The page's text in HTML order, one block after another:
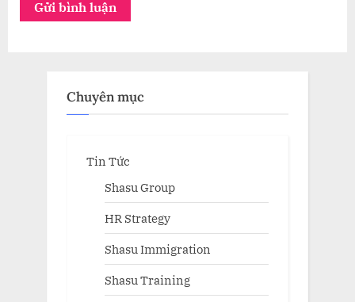
Chuyên mục
Tin Tức
Shasu Group
HR Strategy
Shasu Immigration
Shasu Training